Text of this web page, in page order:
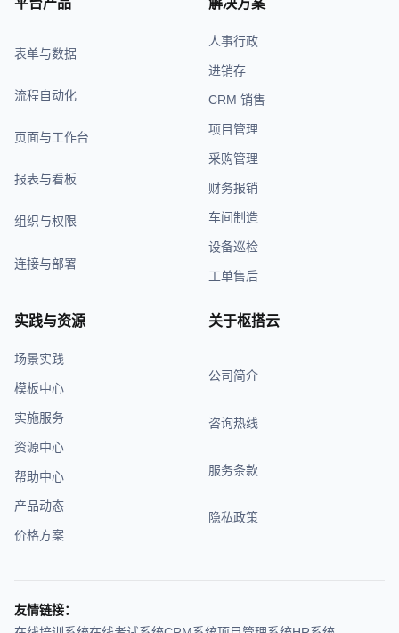
表单与数据
流程自动化
页面与工作台
报表与看板
组织与权限
连接与部署
人事行政
进销存
CRM 销售
项目管理
采购管理
财务报销
车间制造
设备巡检
工单售后
实践与资源
场景实践
模板中心
实施服务
资源中心
帮助中心
产品动态
价格方案
关于枢搭云
公司简介
咨询热线
服务条款
隐私政策
友情链接：